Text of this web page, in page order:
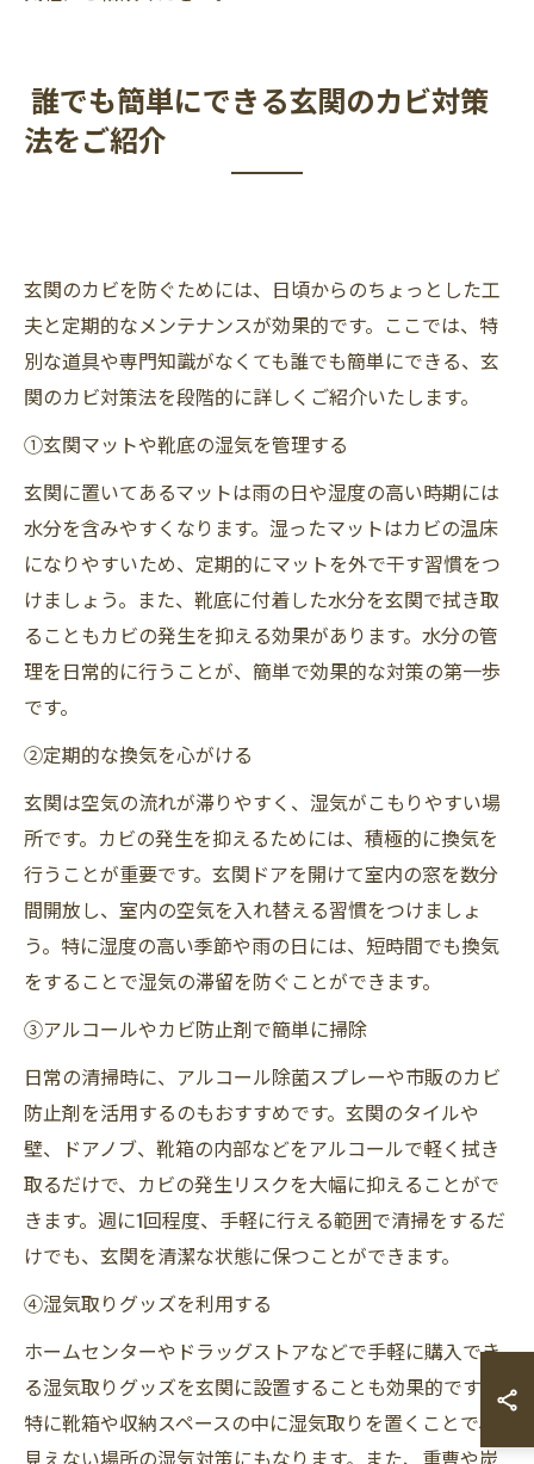
誰でも簡単にできる玄関のカビ対策
法をご紹介
玄関のカビを防ぐためには、日頃からのちょっとした工
夫と定期的なメンテナンスが効果的です。ここでは、特
別な道具や専門知識がなくても誰でも簡単にできる、玄
関のカビ対策法を段階的に詳しくご紹介いたします。
①玄関マットや靴底の湿気を管理する
玄関に置いてあるマットは雨の日や湿度の高い時期には
水分を含みやすくなります。湿ったマットはカビの温床
になりやすいため、定期的にマットを外で干す習慣をつ
けましょう。また、靴底に付着した水分を玄関で拭き取
ることもカビの発生を抑える効果があります。水分の管
理を日常的に行うことが、簡単で効果的な対策の第一歩
です。
②定期的な換気を心がける
玄関は空気の流れが滞りやすく、湿気がこもりやすい場
所です。カビの発生を抑えるためには、積極的に換気を
行うことが重要です。玄関ドアを開けて室内の窓を数分
間開放し、室内の空気を入れ替える習慣をつけましょ
う。特に湿度の高い季節や雨の日には、短時間でも換気
をすることで湿気の滞留を防ぐことができます。
③アルコールやカビ防止剤で簡単に掃除
日常の清掃時に、アルコール除菌スプレーや市販のカビ
防止剤を活用するのもおすすめです。玄関のタイルや
壁、ドアノブ、靴箱の内部などをアルコールで軽く拭き
取るだけで、カビの発生リスクを大幅に抑えることがで
きます。週に1回程度、手軽に行える範囲で清掃をするだ
けでも、玄関を清潔な状態に保つことができます。
④湿気取りグッズを利用する
ホームセンターやドラッグストアなどで手軽に購入でき
る湿気取りグッズを玄関に設置することも効果的です。
特に靴箱や収納スペースの中に湿気取りを置くことで、
見えない場所の湿気対策にもなります。また、重曹や炭